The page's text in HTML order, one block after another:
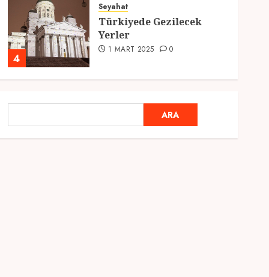
4
Seyahat
Türkiyede Gezilecek
Yerler
1 MART 2025 0
Ramazan Ayı 2025:
Manevi Atmosfer ve Özel
Hazırlıklar
ARA